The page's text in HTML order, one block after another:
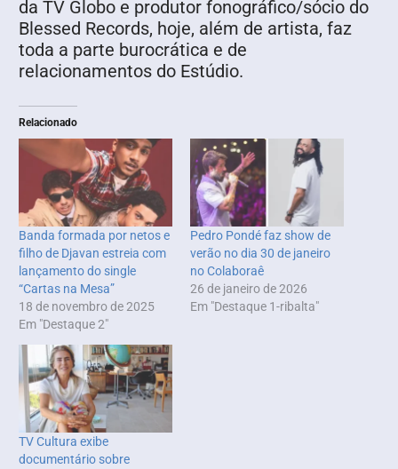
da TV Globo e produtor fonográfico/sócio do
Blessed Records, hoje, além de artista, faz
toda a parte burocrática e de
relacionamentos do Estúdio.
Relacionado
Banda formada por netos e
filho de Djavan estreia com
lançamento do single
“Cartas na Mesa”
18 de novembro de 2025
Em "Destaque 2"
Pedro Pondé faz show de
verão no dia 30 de janeiro
no Colaboraê
26 de janeiro de 2026
Em "Destaque 1-ribalta"
TV Cultura exibe
documentário sobre